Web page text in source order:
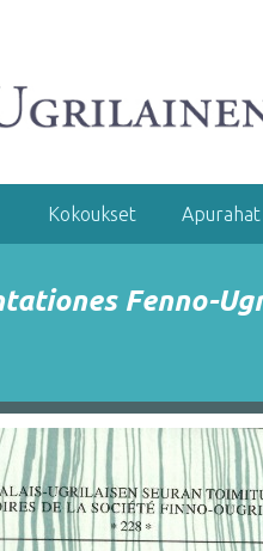
Kokoukset Apurahat
Fenno-